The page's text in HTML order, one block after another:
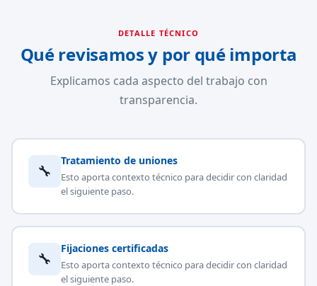
DETALLE TÉCNICO
Qué revisamos y por qué importa
Explicamos cada aspecto del trabajo con
transparencia.
🔧
Tratamiento de uniones
Esto aporta contexto técnico para decidir con claridad
el siguiente paso.
🔧
Fijaciones certificadas
Esto aporta contexto técnico para decidir con claridad
el siguiente paso.